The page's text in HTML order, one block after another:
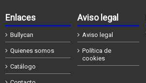
Enlaces
Bullycan
Quienes somos
Catálogo
Aviso legal
Aviso legal
Política de
cookies